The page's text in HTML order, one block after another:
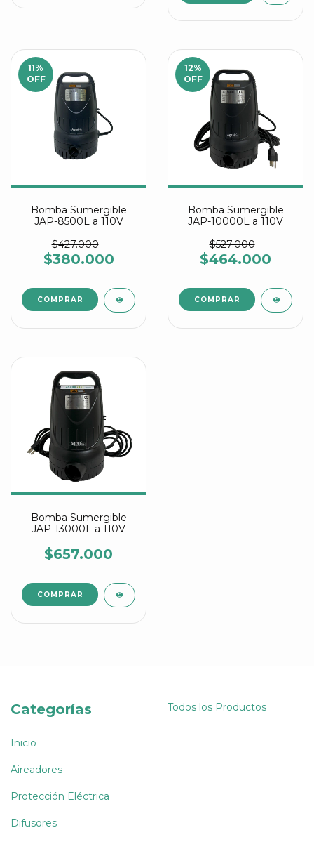
11%
OFF
Bomba Sumergible
JAP-8500L a 110V
$427.000
$380.000
12%
OFF
Bomba Sumergible
JAP-10000L a 110V
$527.000
$464.000
Bomba Sumergible
JAP-13000L a 110V
$657.000
Categorías
Inicio
Aireadores
Protección Eléctrica
Difusores
Todos los Productos